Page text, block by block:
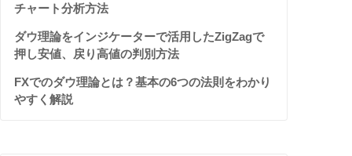
チャート分析方法
ダウ理論をインジケーターで活用したZigZagで
押し安値、戻り高値の判別方法
FXでのダウ理論とは？基本の6つの法則をわかり
やすく解説